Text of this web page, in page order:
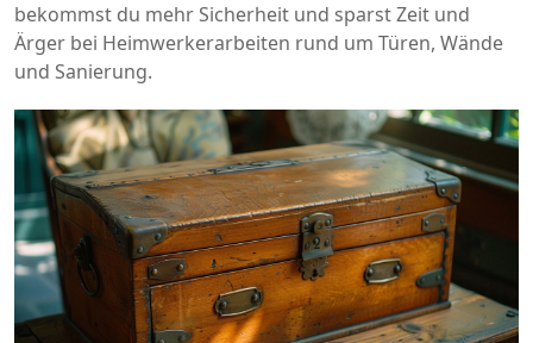
bekommst du mehr Sicherheit und sparst Zeit und
Ärger bei Heimwerkerarbeiten rund um Türen, Wände
und Sanierung.